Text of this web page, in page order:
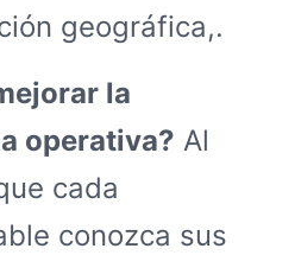
geográfica,.
la
operativa? Al
cada
conozca sus